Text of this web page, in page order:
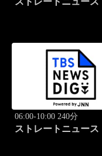
06:00-10:00 240分
ストレートニュース